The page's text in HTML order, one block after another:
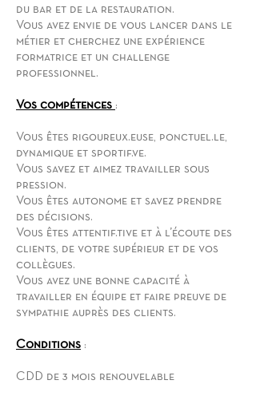
du bar et de la restauration.
Vous avez envie de vous lancer dans le
métier et cherchez une expérience
formatrice et un challenge
professionnel.
Vos compétences :
Vous êtes rigoureux.euse, ponctuel.le,
dynamique et sportif.ve.
Vous savez et aimez travailler sous
pression.
Vous êtes autonome et savez prendre
des décisions.
Vous êtes attentif.tive et à l’écoute des
clients, de votre supérieur et de vos
collègues.
Vous avez une bonne capacité à
travailler en équipe et faire preuve de
sympathie auprès des clients.
Conditions :
CDD de 3 mois renouvelable